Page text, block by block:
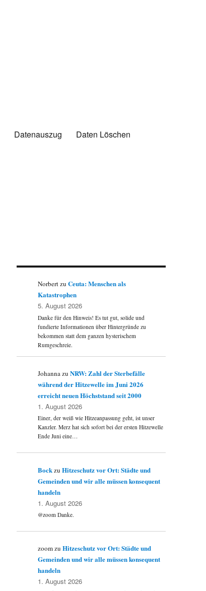
Datenauszug
Daten Löschen
NorbertzuCeuta: Menschen als
Katastrophen
5. August 2026
Danke für den Hinweis! Es tut gut, solide und
fundierte Informationen über Hintergründe zu
bekommen statt dem ganzen hysterischem
Rumgeschreie.
JohannazuNRW: Zahl der Sterbefälle
während der Hitzewelle im Juni 2026
erreicht neuen Höchststand seit 2000
1. August 2026
Einer, der weiß wie Hitzeanpassung geht, ist unser
Kanzler. Merz hat sich sofort bei der ersten Hitzewelle
Ende Juni eine…
BockzuHitzeschutz vor Ort: Städte und
Gemeinden und wir alle müssen konsequent
handeln
1. August 2026
@zoom Danke.
zoomzuHitzeschutz vor Ort: Städte und
Gemeinden und wir alle müssen konsequent
handeln
1. August 2026